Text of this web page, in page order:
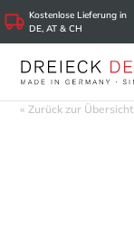
Kostenlose Lieferung in
DE, AT & CH
« Zurück zur Übersicht